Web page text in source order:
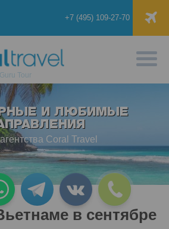
+7 (495) 109-27-70
Guru Tour
И ЛЮБИМЫЕ
Coral Travel
в сентябре